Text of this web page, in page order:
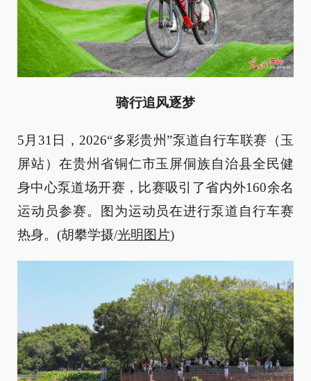
骑行追风逐梦
5月31日，2026“多彩贵州”泵道自行车联赛（玉
屏站）在贵州省铜仁市玉屏侗族自治县全民健
身中心泵道场开赛，比赛吸引了省内外160余名
运动员参赛。图为运动员在进行泵道自行车赛
热身。(胡攀学摄/光明图片)